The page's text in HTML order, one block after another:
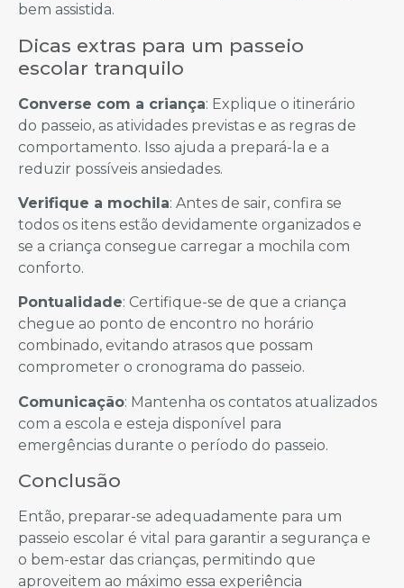
bem assistida.
Dicas extras para um passeio
escolar tranquilo
Converse com a criança: Explique o itinerário
do passeio, as atividades previstas e as regras de
comportamento. Isso ajuda a prepará-la e a
reduzir possíveis ansiedades.
Verifique a mochila: Antes de sair, confira se
todos os itens estão devidamente organizados e
se a criança consegue carregar a mochila com
conforto.
Pontualidade: Certifique-se de que a criança
chegue ao ponto de encontro no horário
combinado, evitando atrasos que possam
comprometer o cronograma do passeio.
Comunicação: Mantenha os contatos atualizados
com a escola e esteja disponível para
emergências durante o período do passeio.
Conclusão
Então, preparar-se adequadamente para um
passeio escolar é vital para garantir a segurança e
o bem-estar das crianças, permitindo que
aproveitem ao máximo essa experiência